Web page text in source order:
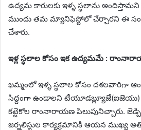
ఉద్యమ కారులకు ఇళ్ళ స్ధలాను అందిస్తామని
ముందు తమ మ్యానిఫెస్టోలో చేర్చారని ఈ
చేశారు.
ఇళ్ల స్ధలాల కోసం ఇక ఉద్యమమే :
ఖమ్మంలో ఇళ్ళ స్ధలాల కోసం దశలవారిగా
సిద్దంగా ఉండాలని టీయూడబ్ల్యూజే(ఐజెయు)
కట్టెకోల రాంనారాయణ పిలుపునిచ్చారు. జెడ్పి
జర్నలిస్టుల కార్యక్రమానికి ఆయన ముఖ్య